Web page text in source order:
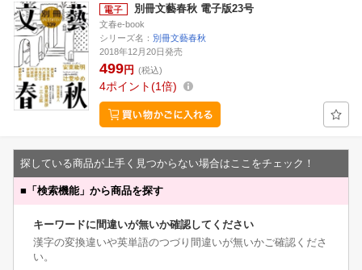
別冊文藝春秋 電子版23号
文春e-book
シリーズ名： 別冊文藝春秋
2018年12月20日発売
499円 (税込)
4ポイント 1倍
探している商品が上手く見つからない場合はここをチェック！
■ 「検索機能」から商品を探す
キーワードに間違いが無いか確認してください
漢字の変換違いや英単語のつづり間違いが無いかご確認くださ
い。